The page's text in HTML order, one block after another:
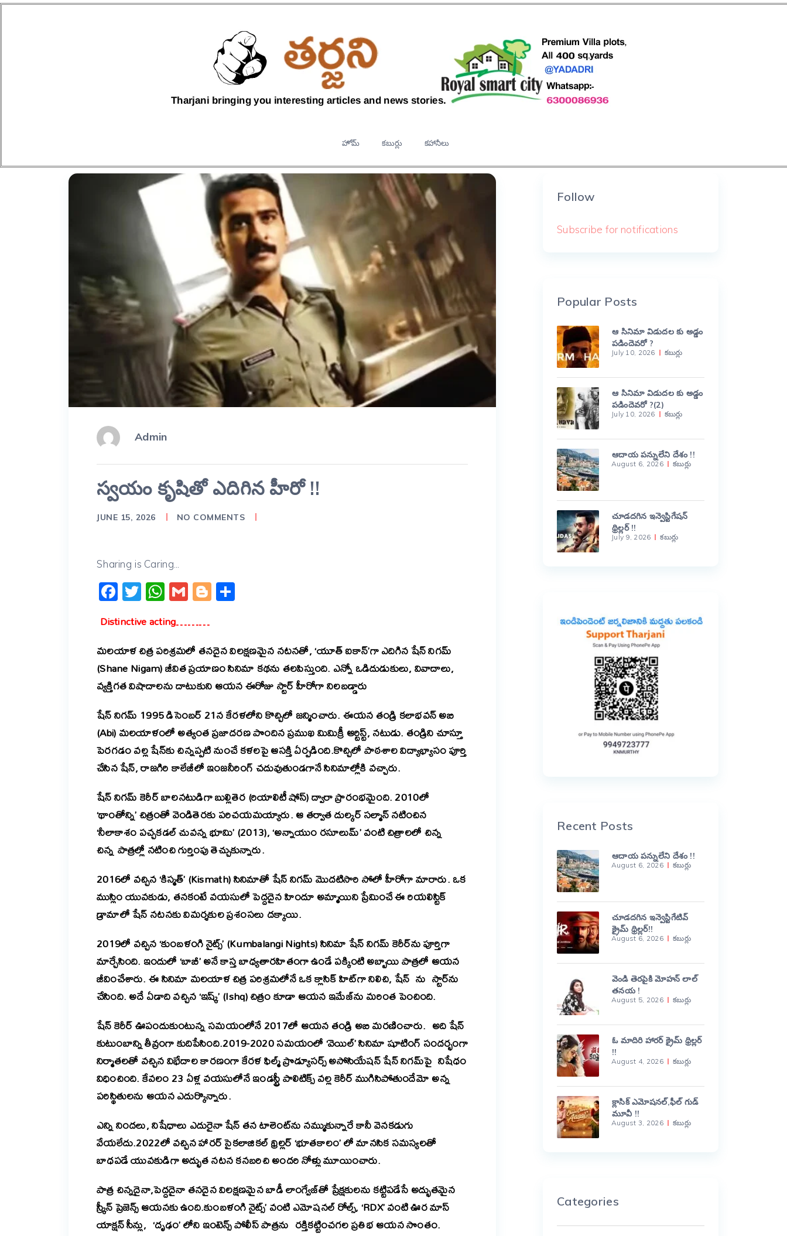
హోమ్ కబుర్లు కహానీలు
Admin
స్వయం కృషితో ఎదిగిన హీరో !!
JUNE 15, 2026 NO COMMENTS
Sharing is Caring...
Facebook
Twitter
WhatsApp
GmailBlogger
Distinctive acting………
మలయాళ చిత్ర పరిశ్రమలో తనదైన విలక్షణమైన నటనతో, ‘యూత్ ఐకాన్’గా ఎదిగిన షేన్ నిగమ్
(Shane Nigam) జీవిత ప్రయాణం సినిమా కథను తలపిస్తుంది. ఎన్నో ఒడిదుడుకులు, వివాదాలు,
వ్యక్తిగత విషాదాలను దాటుకుని ఆయన ఈరోజు స్టార్ హీరోగా నిలబడ్డారు
షేన్ నిగమ్ 1995 డిసెంబర్ 21న కేరళలోని కొచ్చిలో జన్మించారు. ఈయన తండ్రి కలాభవన్ అబి
(Abi) మలయాళంలో అత్యంత ప్రజాదరణ పొందిన ప్రముఖ మిమిక్రీ ఆర్టిస్ట్, నటుడు. తండ్రిని చూస్తూ
పెరగడం వల్ల షేన్‌కు చిన్నప్పటి నుంచే కళలపై ఆసక్తి ఏర్పడింది.కొచ్చిలో పాఠశాల విద్యాభ్యాసం పూర్తి
చేసిన షేన్, రాజగిరి కాలేజీలో ఇంజనీరింగ్ చదువుతుండగానే సినిమాల్లోకి వచ్చారు.
షేన్ నిగమ్ కెరీర్ బాలనటుడిగా బుల్లితెర (రియాలిటీ షోస్) ద్వారా ప్రారంభమైంది. 2010లో
‘థాంతోన్ని’ చిత్రంతో వెండితెరకు పరిచయమయ్యారు. ఆ తర్వాత దుల్కర్ సల్మాన్ నటించిన
‘నీలాకాశం పచ్చకడల్ చువన్న భూమి’ (2013), ‘అన్నాయుం రసూలుమ్’ వంటి చిత్రాలలో చిన్న
చిన్న పాత్రల్లో నటించి గుర్తింపు తెచ్చుకున్నారు.
2016లో వచ్చిన ‘కిస్మత్’ (Kismath) సినిమాతో షేన్ నిగమ్ మొదటిసారి సోలో హీరోగా మారారు. ఒక
ముస్లిం యువకుడు, తనకంటే వయసులో పెద్దదైన హిందూ అమ్మాయిని ప్రేమించే ఈ రియలిస్టిక్
డ్రామాలో షేన్ నటనకు విమర్శకుల ప్రశంసలు దక్కాయి.
2019లో వచ్చిన ‘కుంబళంగి నైట్స్’ (Kumbalangi Nights) సినిమా షేన్ నిగమ్ కెరీర్‌ను పూర్తిగా
మార్చేసింది. ఇందులో ‘బాబీ’ అనే కాస్త బాధ్యతారహితంగా ఉండే పక్కింటి అబ్బాయి పాత్రలో ఆయన
జీవించేశారు. ఈ సినిమా మలయాళ చిత్ర పరిశ్రమలోనే ఒక క్లాసిక్ హిట్‌గా నిలిచి, షేన్ ను స్టార్‌ను
చేసింది. అదే ఏడాది వచ్చిన ‘ఇష్క్’ (Ishq) చిత్రం కూడా ఆయన ఇమేజ్‌ను మరింత పెంచింది.
షేన్ కెరీర్ ఊపందుకుంటున్న సమయంలోనే 2017లో ఆయన తండ్రి అబి మరణించారు. అది షేన్
కుటుంబాన్ని తీవ్రంగా కుదిపేసింది.2019-2020 సమయంలో ‘వెయిల్’ సినిమా షూటింగ్ సందర్భంగా
నిర్మాతలతో వచ్చిన విభేదాల కారణంగా కేరళ ఫిల్మ్ ప్రొడ్యూసర్స్ అసోసియేషన్ షేన్ నిగమ్‌పై నిషేధం
విధించింది. కేవలం 23 ఏళ్ల వయసులోనే ఇండస్ట్రీ పాలిటిక్స్ వల్ల కెరీర్ ముగిసిపోతుందేమో అన్న
పరిస్థితులను ఆయన ఎదుర్కొన్నారు.
ఎన్ని నిందలు, నిషేధాలు ఎదురైనా షేన్ తన టాలెంట్‌ను నమ్ముకున్నారే కానీ వెనకడుగు
వేయలేదు.2022లో వచ్చిన హారర్ సైకలాజికల్ థ్రిల్లర్ ‘భూతకాలం’ లో మానసిక సమస్యలతో
బాధపడే యువకుడిగా అద్భుత నటన కనబరిచి అందరి నోళ్లు మూయించారు.
పాత్ర చిన్నదైనా,పెద్దదైనా తనదైన విలక్షణమైన బాడీ లాంగ్వేజ్‌తో ప్రేక్షకులను కట్టిపడేసే అద్భుతమైన
స్క్రీన్ ప్రెజెన్స్ ఆయనకు ఉంది.కుంబళంగి నైట్స్’ వంటి ఎమోషనల్ రోల్స్, ‘RDX’ వంటి ఊర మాస్
యాక్షన్ సీన్లు, ‘దృఢం’ లోని ఇంటెన్స్ పోలీస్ పాత్రను రక్తికట్టించగల ప్రతిభ ఆయన సొంతం.
Follow
Subscribe for notifications
Popular Posts
ఆ సినిమా విడుదల కు అడ్డం
పడిందెవరో ?
July 10, 2026 కబుర్లు
ఆ సినిమా విడుదల కు అడ్డం
పడిందెవరో ?(2)
July 10, 2026 కబుర్లు
ఆదాయ పన్నులేని దేశం !!
August 6, 2026 కబుర్లు
చూడదగిన ఇన్వెస్టిగేషన్
థ్రిల్లర్ !!
July 9, 2026 కబుర్లు
Recent Posts
ఆదాయ పన్నులేని దేశం !!
August 6, 2026 కబుర్లు
చూడదగిన ఇన్వెస్టిగేటివ్
క్రైమ్ థ్రిల్లర్!!
August 6, 2026 కబుర్లు
వెండి తెరపైకి మోహన్ లాల్
తనయ !
August 5, 2026 కబుర్లు
ఓ మాదిరి హారర్ క్రైమ్ థ్రిల్లర్
!!
August 4, 2026 కబుర్లు
క్లాసిక్ ఎమోషనల్,ఫీల్ గుడ్
మూవీ !!
August 3, 2026 కబుర్లు
Categories